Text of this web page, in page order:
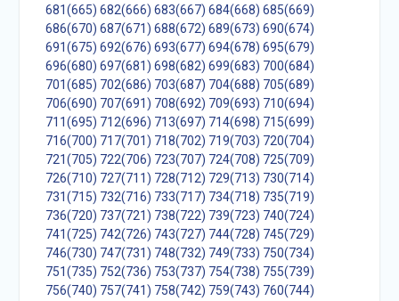
681(665) 682(666) 683(667) 684(668) 685(669)
686(670) 687(671) 688(672) 689(673) 690(674)
691(675) 692(676) 693(677) 694(678) 695(679)
696(680) 697(681) 698(682) 699(683) 700(684)
701(685) 702(686) 703(687) 704(688) 705(689)
706(690) 707(691) 708(692) 709(693) 710(694)
711(695) 712(696) 713(697) 714(698) 715(699)
716(700) 717(701) 718(702) 719(703) 720(704)
721(705) 722(706) 723(707) 724(708) 725(709)
726(710) 727(711) 728(712) 729(713) 730(714)
731(715) 732(716) 733(717) 734(718) 735(719)
736(720) 737(721) 738(722) 739(723) 740(724)
741(725) 742(726) 743(727) 744(728) 745(729)
746(730) 747(731) 748(732) 749(733) 750(734)
751(735) 752(736) 753(737) 754(738) 755(739)
756(740) 757(741) 758(742) 759(743) 760(744)